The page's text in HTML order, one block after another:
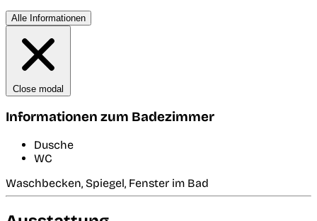
Alle Informationen
Close modal
Informationen zum Badezimmer
Dusche
WC
Waschbecken, Spiegel, Fenster im Bad